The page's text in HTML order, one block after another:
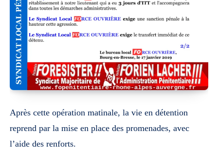
Après cette opération matinale, la vie en détention
reprend par la mise en place des promenades, avec
l’aide des renforts.